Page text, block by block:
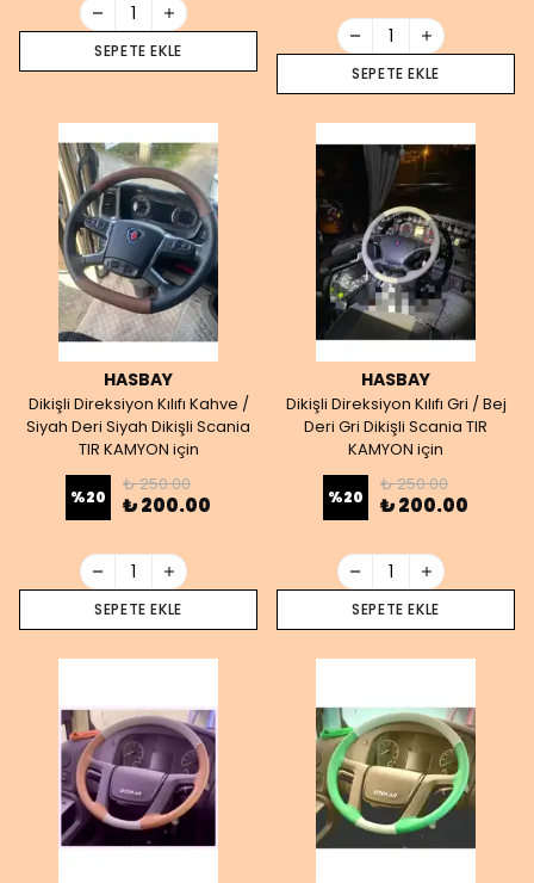
SEPETE EKLE
SEPETE EKLE
HASBAY
Dikişli Direksiyon Kılıfı Kahve /
Siyah Deri Siyah Dikişli Scania
TIR KAMYON için
%20
₺ 250.00
₺ 200.00
SEPETE EKLE
HASBAY
Dikişli Direksiyon Kılıfı Gri / Bej
Deri Gri Dikişli Scania TIR
KAMYON için
%20
₺ 250.00
₺ 200.00
SEPETE EKLE